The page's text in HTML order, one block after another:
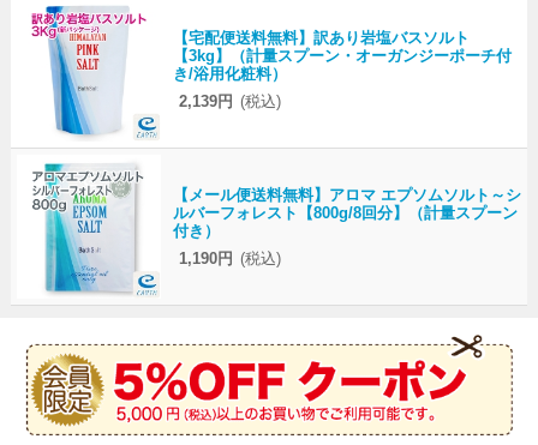
【宅配便送料無料】訳あり岩塩バスソルト
【3kg】（計量スプーン・オーガンジーポーチ付
き/浴用化粧料）
2,139円 (税込)
【メール便送料無料】アロマ エプソムソルト～シ
ルバーフォレスト【800g/8回分】（計量スプーン
付き）
1,190円 (税込)